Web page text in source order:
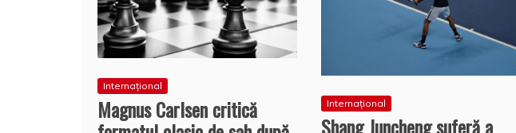
Internațional
Magnus Carlsen critică Internațional
Shang Juncheng suferă a